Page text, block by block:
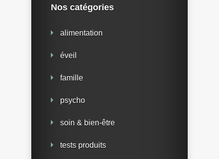
Nos catégories
alimentation
éveil
famille
psycho
soin & bien-être
tests produits